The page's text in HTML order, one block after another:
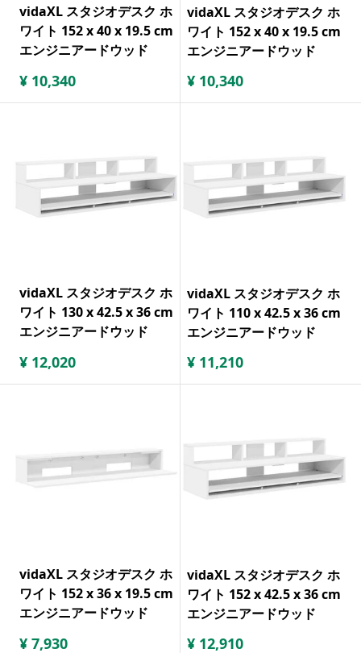
vidaXL スタジオデスク ホ
ワイト 152 x 40 x 19.5 cm
エンジニアードウッド
¥ 10,340
vidaXL スタジオデスク ホ
ワイト 152 x 40 x 19.5 cm
エンジニアードウッド
¥ 10,340
vidaXL スタジオデスク ホ
ワイト 130 x 42.5 x 36 cm
エンジニアードウッド
¥ 12,020
vidaXL スタジオデスク ホ
ワイト 110 x 42.5 x 36 cm
エンジニアードウッド
¥ 11,210
vidaXL スタジオデスク ホ
ワイト 152 x 36 x 19.5 cm
エンジニアードウッド
¥ 7,930
vidaXL スタジオデスク ホ
ワイト 152 x 42.5 x 36 cm
エンジニアードウッド
¥ 12,910